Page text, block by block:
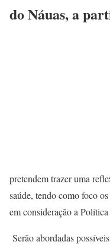
do Náuas, a
pretendem trazer uma
saúde, tendo como foco
em consideração a
Serão abordadas